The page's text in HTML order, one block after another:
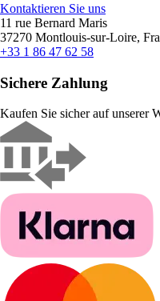
Kontaktieren Sie uns
11 rue Bernard Maris
37270 Montlouis-sur-Loire,
+33 1 86 47 62 58
Sichere Zahlung
Kaufen Sie sicher auf unserer